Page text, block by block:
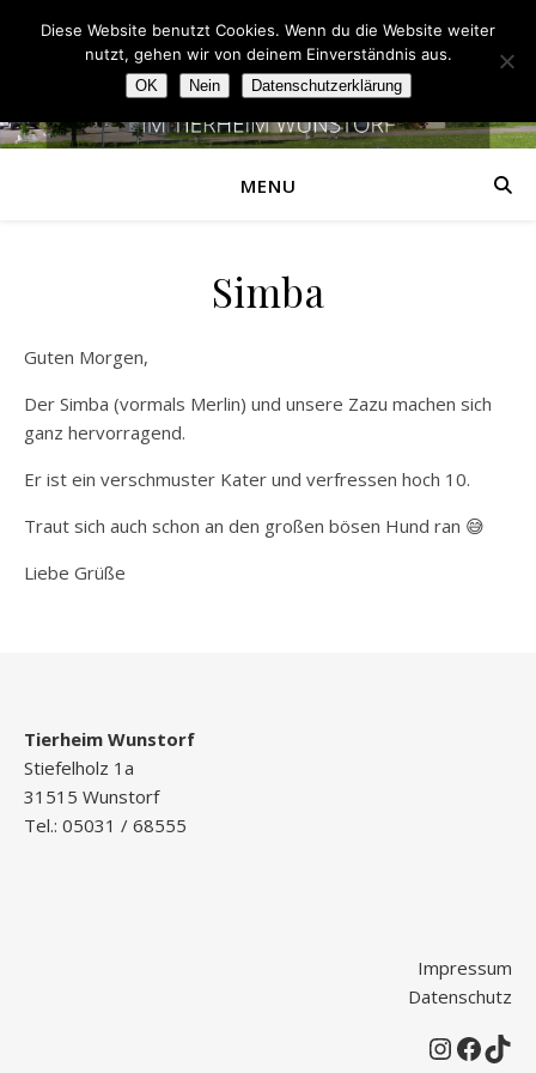
MENU
Simba
Guten Morgen,
Der Simba (vormals Merlin) und unsere Zazu machen sich
ganz hervorragend.
Er ist ein verschmuster Kater und verfressen hoch 10.
Traut sich auch schon an den großen bösen Hund ran 😅
Liebe Grüße
Tierheim Wunstorf
Stiefelholz 1a
31515 Wunstorf
Tel.: 05031 / 68555
Impressum
Datenschutz
Diese Website benutzt Cookies. Wenn du die Website weiter
nutzt, gehen wir von deinem Einverständnis aus.
OK Nein Datenschutzerklärung